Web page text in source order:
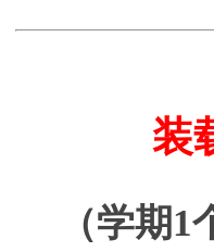
装
（学期